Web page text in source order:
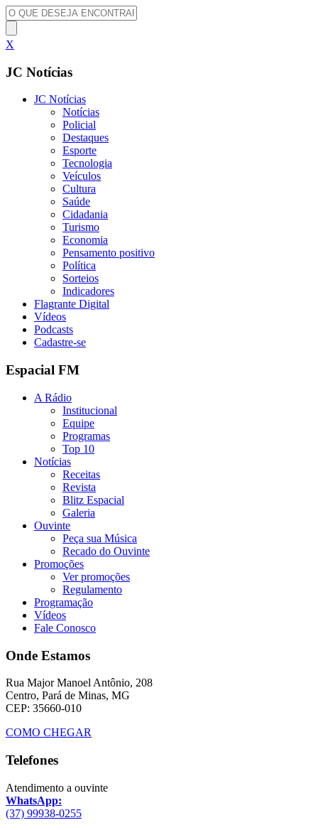
X
JC Notícias
JC Notícias
Notícias
Policial
Destaques
Esporte
Tecnologia
Veículos
Cultura
Saúde
Cidadania
Turismo
Economia
Pensamento positivo
Política
Sorteios
Indicadores
Flagrante Digital
Vídeos
Podcasts
Cadastre-se
Espacial FM
A Rádio
Institucional
Equipe
Programas
Top 10
Notícias
Receitas
Revista
Blitz Espacial
Galeria
Ouvinte
Peça sua Música
Recado do Ouvinte
Promoções
Ver promoções
Regulamento
Programação
Vídeos
Fale Conosco
Onde Estamos
Rua Major Manoel Antônio, 208
Centro, Pará de Minas, MG
CEP: 35660-010
COMO CHEGAR
Telefones
Atendimento a ouvinte
WhatsApp:
(37) 99938-0255